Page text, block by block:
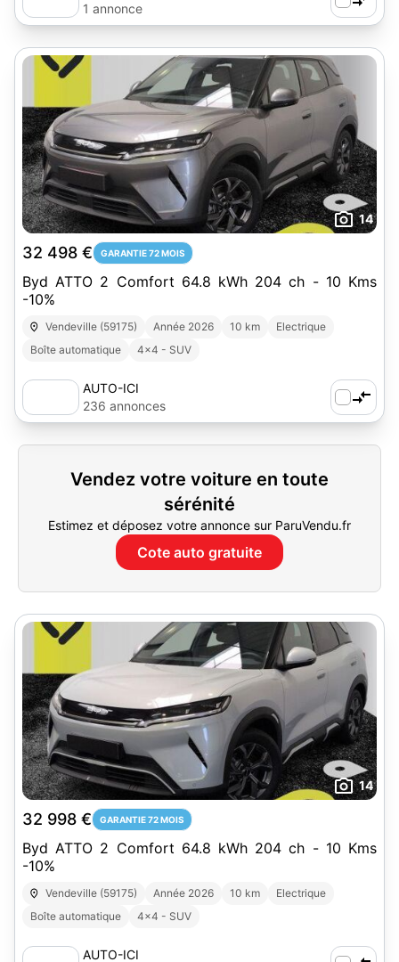
1 annonce
14
32 498 € GARANTIE 72 MOIS
Byd ATTO 2 Comfort 64.8 kWh 204 ch - 10 Kms
-10%
Vendeville (59175) Année 2026 10 km
Electrique
Boîte automatique
4x4 - SUV
AUTO-ICI
236 annonces
Vendez votre voiture en toute
sérénité
Estimez et déposez votre annonce sur ParuVendu.fr
Cote auto gratuite
14
32 998 € GARANTIE 72 MOIS
Byd ATTO 2 Comfort 64.8 kWh 204 ch - 10 Kms
-10%
Vendeville (59175) Année 2026 10 km
Electrique
Boîte automatique
4x4 - SUV
AUTO-ICI